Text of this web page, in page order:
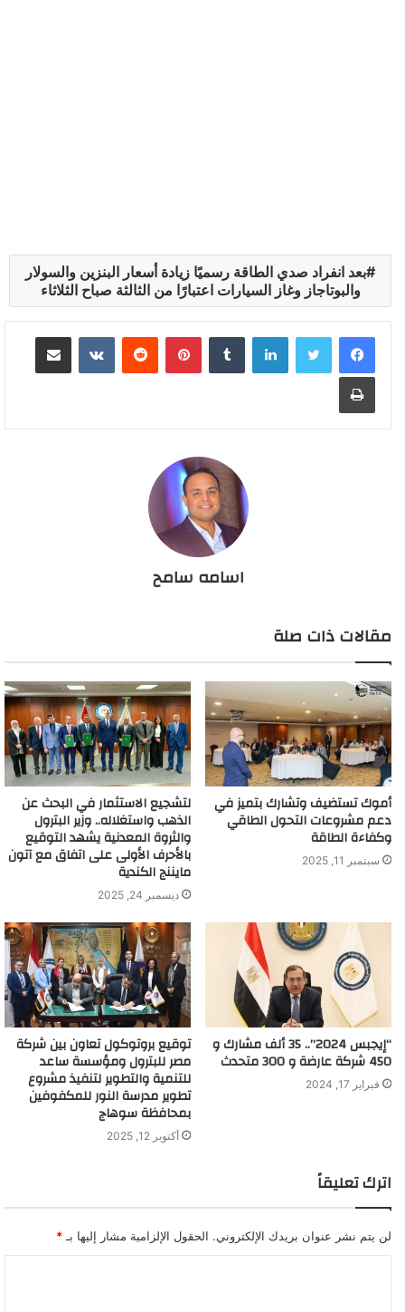
بعد انفراد صدي الطاقة رسميًا زيادة أسعار البنزين والسولار
والبوتاجاز وغاز السيارات اعتبارًا من الثالثة صباح الثلاثاء
لينكدإن بينتيريست مشاركة عبر البريد
طباعة
اسامه سامح
مقالات ذات صلة
أموك تستضيف وتشارك بتميز في
دعم مشروعات التحول الطاقي
وكفاءة الطاقة
سبتمبر 11, 2025
لتشجيع الاستثمار في البحث عن
الذهب واستغلاله.. وزير البترول
والثروة المعدنية يشهد التوقيع
بالأحرف الأولى على اتفاق مع آتون
مايننج الكندية
ديسمبر 24, 2025
“إيجبس 2024”.. 35 ألف مشارك و
450 شركة عارضة و 300 متحدث
فبراير 17, 2024
توقيع بروتوكول تعاون بين شركة
مصر للبترول ومؤسسة ساعد
للتنمية والتطوير لتنفيذ مشروع
تطوير مدرسة النور للمكفوفين
بمحافظة سوهاج
أكتوبر 12, 2025
اترك تعليقاً
لن يتم نشر عنوان بريدك الإلكتروني. الحقول الإلزامية مشار إليها بـ *